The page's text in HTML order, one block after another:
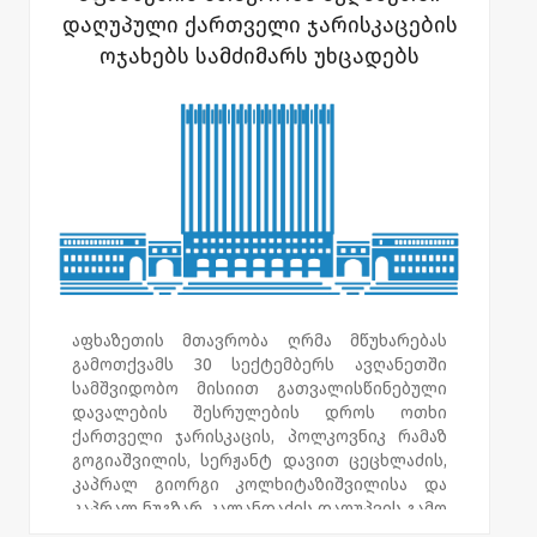
დებულება შემუშავდება. შეხვედრა
საერთაშორისო და არასამთავრობო
ორგანიზაციების წევრებთან, საქართველოს
ცენტრის ორგანიზებით გაიმართა.
აფხაზეთის ჯანდაცვის სამინისტროს
მონაცემებით, აღნიშნულ ობიექტზე 85
ბენეფიციარია. აფხაზეთის მთავრობა
მომავალშიც განახორციელებს.
დაღუპული ქართველი ჯარისკაცების
ოჯახებს სამძიმარს უხცადებს
აფხაზეთის მთავრობა ღრმა მწუხარებას
გამოთქვამს 30 სექტემბერს ავღანეთში
სამშვიდობო მისიით გათვალისწინებული
დავალების შესრულების დროს ოთხი
ქართველი ჯარისკაცის, პოლკოვნიკ რამაზ
გოგიაშვილის, სერჟანტ დავით ცეცხლაძის,
კაპრალ გიორგი კოლხიტაზიშვილისა და
კაპრალ ნუგზარ კალანდაძის დაღუპვის გამო